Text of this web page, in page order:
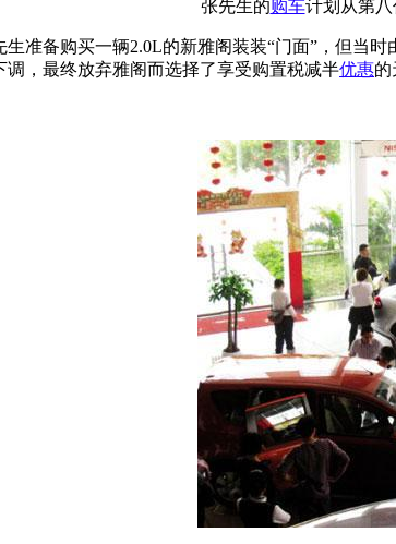
张先生的购车计划从第八
准备购买一辆2.0L的新雅阁装装“门面”，但当
，最终放弃雅阁而选择了享受购置税减半优惠的